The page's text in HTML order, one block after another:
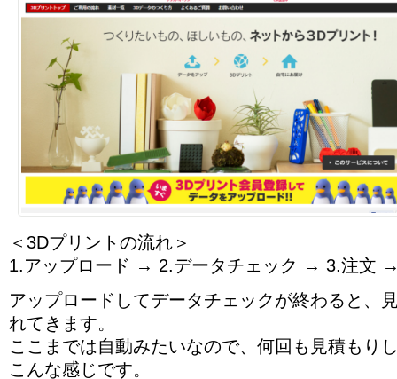
＜3Dプリントの流れ＞
1.アップロード → 2.データチェック → 3.注文
アップロードしてデータチェックが終わると、
れてきます。
ここまでは自動みたいなので、何回も見積もり
こんな感じです。